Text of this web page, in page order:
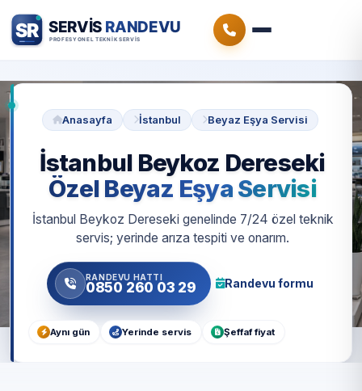
Anasayfa İstanbul Beyaz Eşya Servisi
İstanbul Beykoz Dereseki
Özel Beyaz Eşya Servisi
İstanbul Beykoz Dereseki genelinde 7/24 özel teknik
servis; yerinde arıza tespiti ve onarım.
RANDEVU HATTI
0850 260 03 29 Randevu formu
Aynı gün Yerinde servis Şeffaf fiyat